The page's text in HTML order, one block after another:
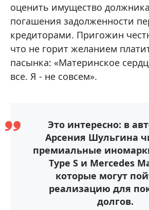
оценить имущество
погашения задолженности
кредиторами. Пригожин
что не горит желанием
пасынка: «Материнское
все. Я - не совсем».
Это интересно: в
Арсения Шульгина
премиальные
Type S и Mercedes
которые могут
реализацию для
долгов.